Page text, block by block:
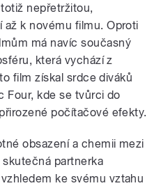
nepřetržitou,
k novému filmu. Oproti
má navíc současný
která vychází z
film získal srdce diváků
Four, kde se tvůrci do
počítačové efekty.
obsazení a chemii mezi
partnerka
ke svému vztahu